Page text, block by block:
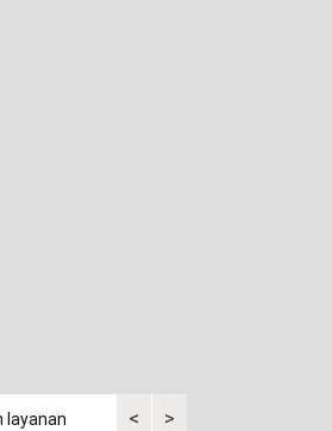
<
layanan
Kuasa tergugat kaget saksi
>